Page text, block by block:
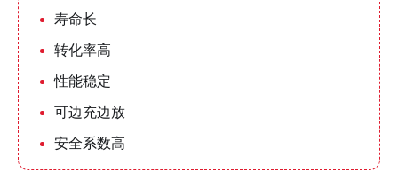
寿命长
转化率高
性能稳定
可边充边放
安全系数高